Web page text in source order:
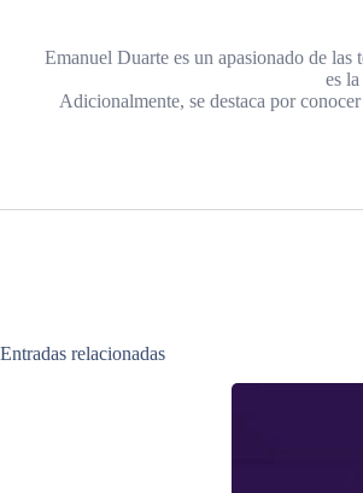
Emanuel Duarte es un apasionado de
es
Adicionalmente, se destaca por
Entradas relacionadas